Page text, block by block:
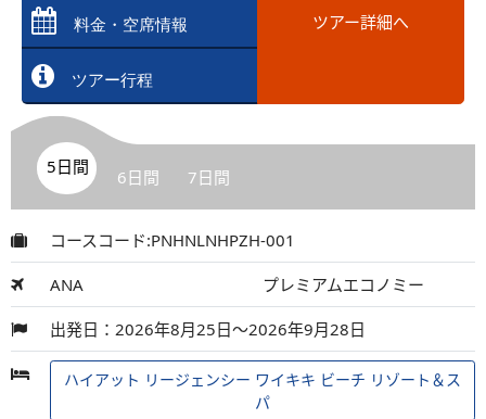
料金・空席情報
ツアー行程
ツアー詳細へ
5日間 6日間 7日間
コースコード:PNHNLNHPZH-001
ANA プレミアムエコノミー
出発日：2026年8月25日～2026年9月28日
ハイアット リージェンシー ワイキキ ビーチ リゾート＆ス
パ